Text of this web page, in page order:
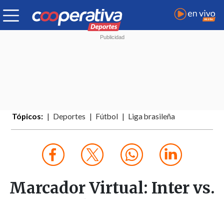
Tópicos: Deportes Fútbol Liga brasileña
Marcador Virtual: Inter vs.